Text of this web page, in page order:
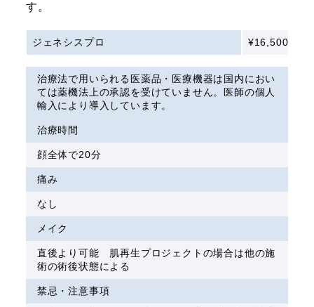
す。
ジェネシスプロ ¥16,500
治療法で用いられる医薬品・医療機器は国内におい
ては薬機法上の承認を受けていません。医師の個人
輸入により導入しています。
治療時間
顔全体で20分
痛み
なし
メイク
直後より可能 肌再生プロジェクトの場合は他の施
術の術後状態による
禁忌・注意事項